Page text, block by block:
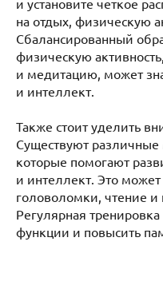
и установите четкое
на отдых, физическую
Сбалансированный
физическую
и медитацию, может
и интеллект.
Также стоит уделить
Существуют
которые помогают
и интеллект. Это
головоломки, чтение
Регулярная
функции и повысить